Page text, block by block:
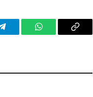
Telegram WhatsAppCopy